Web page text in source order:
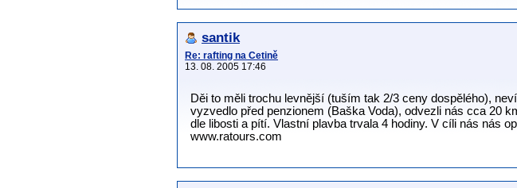
santik
Re: rafting na Cetině
13. 08. 2005 17:46
Děi to měli trochu levnější (tuším tak 2/3 ceny dospělého),
vyzvedlo před penzionem (Baška Voda), odvezli nás cca 20
dle libosti a pítí. Vlastní plavba trvala 4 hodiny. V cíli nás nás
www.ratours.com